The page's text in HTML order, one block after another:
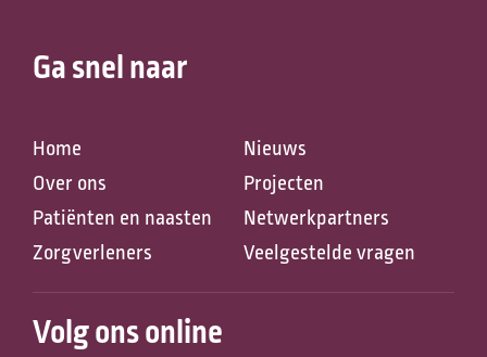
Zoeken naar
Ga snel naar
Home
Over ons
Patiënten en naasten
Zorgverleners
Nieuws
Projecten
Netwerkpartners
Veelgestelde vragen
Volg ons online